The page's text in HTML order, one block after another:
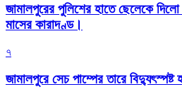
জামালপুরের পুলিশের হাতে ছেলেকে
মাসের কারাদণ্ড।
৭
জামালপুরে সেচ পাম্পের তারে